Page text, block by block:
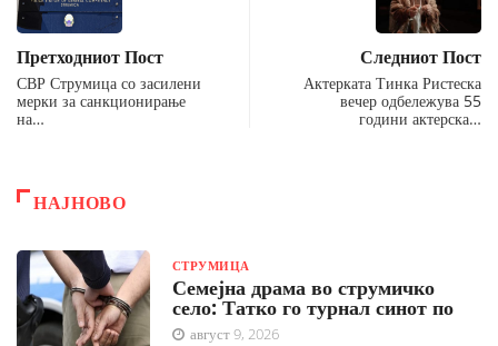
Претходниот Пост
СВР Струмица со засилени
мерки за санкционирање
на…
Следниот Пост
Актерката Тинка Ристеска
вечер одбележува 55
години актерска…
НАЈНОВО
СТРУМИЦА
Семејна драма во струмичко
село: Татко го турнал синот по
август 9, 2026